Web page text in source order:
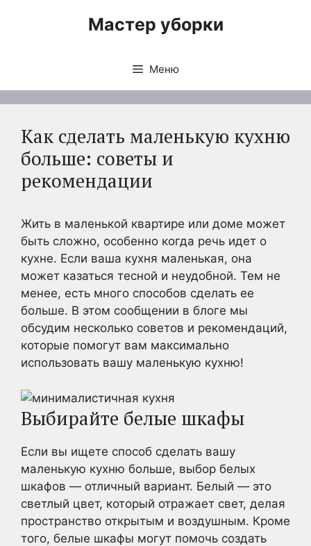
Мастер уборки
Меню
Как сделать маленькую кухню
больше: советы и
рекомендации
Жить в маленькой квартире или доме может
быть сложно, особенно когда речь идет о
кухне. Если ваша кухня маленькая, она
может казаться тесной и неудобной. Тем не
менее, есть много способов сделать ее
больше. В этом сообщении в блоге мы
обсудим несколько советов и рекомендаций,
которые помогут вам максимально
использовать вашу маленькую кухню!
Выбирайте белые шкафы
Если вы ищете способ сделать вашу
маленькую кухню больше, выбор белых
шкафов — отличный вариант. Белый — это
светлый цвет, который отражает свет, делая
пространство открытым и воздушным. Кроме
того, белые шкафы могут помочь создать